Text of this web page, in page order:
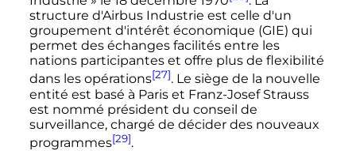
structure d'Airbus Industrie est celle d'un
groupement d'intérêt économique (GIE) qui
permet des échanges facilités entre les
nations participantes et offre plus de flexibilité
dans les opérations[27]. Le siège de la nouvelle
entité est basé à Paris et Franz-Josef Strauss
est nommé président du conseil de
surveillance, chargé de décider des nouveaux
programmes[29].